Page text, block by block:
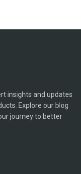
insights and updates
Explore our blog
journey to better